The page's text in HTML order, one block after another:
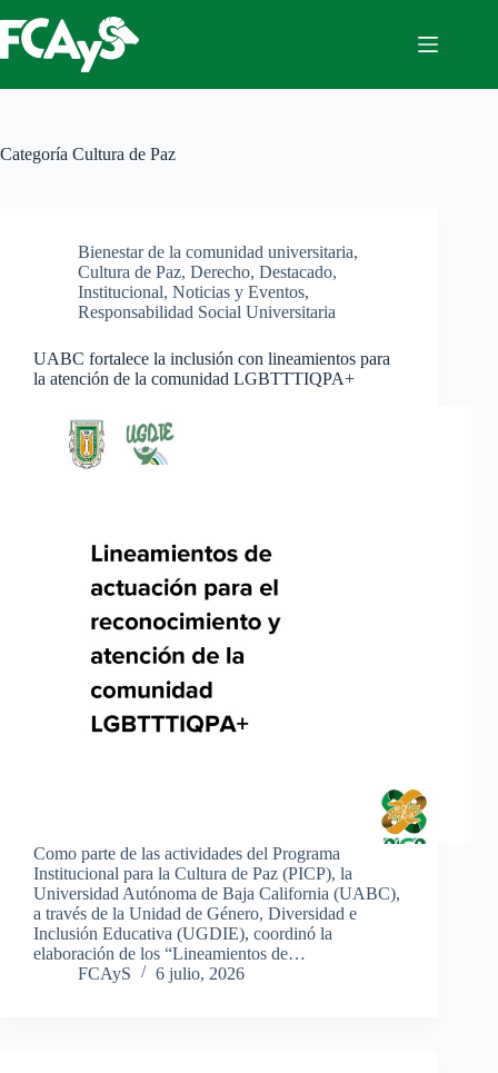
al
contenido
Categoría Cultura de Paz
Bienestar de la comunidad universitaria,
Cultura de Paz, Derecho, Destacado,
Institucional, Noticias y Eventos,
Responsabilidad Social Universitaria
UABC fortalece la inclusión con lineamientos para
la atención de la comunidad LGBTTTIQPA+
Como parte de las actividades del Programa
Institucional para la Cultura de Paz (PICP), la
Universidad Autónoma de Baja California (UABC),
a través de la Unidad de Género, Diversidad e
Inclusión Educativa (UGDIE), coordinó la
elaboración de los “Lineamientos de…
FCAyS
6 julio, 2026